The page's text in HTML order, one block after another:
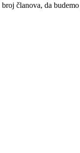
članova, da